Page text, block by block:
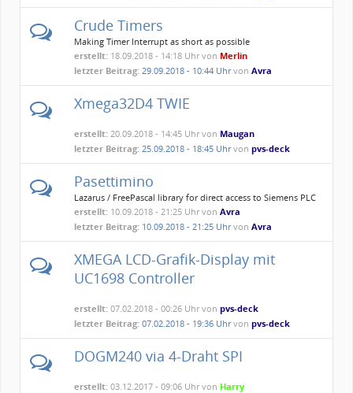
Crude Timers
Making Timer Interrupt as short as possible
erstellt:18.09.2018 - 14:18 Uhr von Merlin
letzter Beitrag: 29.09.2018 - 10:44 Uhrvon Avra
Xmega32D4 TWIE
erstellt:20.09.2018 - 14:45 Uhr von Maugan
letzter Beitrag: 25.09.2018 - 18:45 Uhrvon pvs-deck
Pasettimino
Lazarus / FreePascal library for direct access to Siemens PLC
S7 200/300/400/1200/1500/LOGO
erstellt:10.09.2018 - 21:25 Uhr von Avra
letzter Beitrag: 10.09.2018 - 21:25 Uhrvon Avra
XMEGA LCD-Grafik-Display mit
UC1698 Controller
erstellt:07.02.2018 - 00:26 Uhr von pvs-deck
letzter Beitrag: 07.02.2018 - 19:36 Uhrvon pvs-deck
DOGM240 via 4-Draht SPI
erstellt:03.12.2017 - 09:06 Uhr von Harry